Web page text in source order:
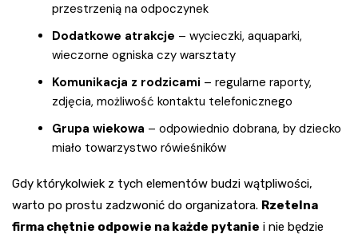
przestrzenią na odpoczynek
Dodatkowe atrakcje – wycieczki, aquaparki,
wieczorne ogniska czy warsztaty
Komunikacja z rodzicami – regularne raporty,
zdjęcia, możliwość kontaktu telefonicznego
Grupa wiekowa – odpowiednio dobrana, by dziecko
miało towarzystwo rówieśników
Gdy którykolwiek z tych elementów budzi wątpliwości,
warto po prostu zadzwonić do organizatora. Rzetelna
firma chętnie odpowie na każde pytanie i nie będzie